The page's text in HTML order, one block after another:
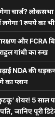
चार्ज?
लगेगा 1 रुपये का
और FCRA
गांधी का रुख
NDA की
का प्लान
शेयर! 5 साल
जानिए पूरी